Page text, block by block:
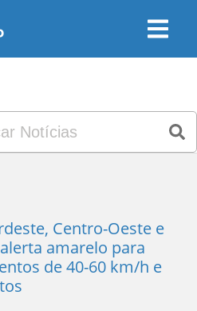
Centro-Oeste e
amarelo para
de 40-60 km/h e